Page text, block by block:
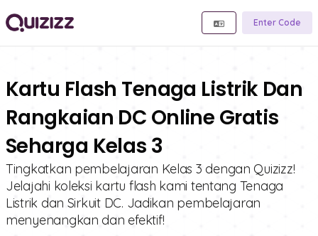
Enter Code
Kartu Flash Tenaga Listrik Dan
Rangkaian DC Online Gratis
Seharga Kelas 3
Tingkatkan pembelajaran Kelas 3 dengan Quizizz!
Jelajahi koleksi kartu flash kami tentang Tenaga
Listrik dan Sirkuit DC. Jadikan pembelajaran
menyenangkan dan efektif!